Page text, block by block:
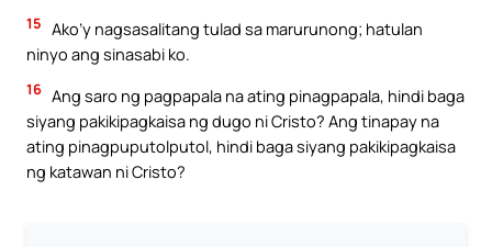
15 Ako’y nagsasalitang tulad sa marurunong; hatulan
ninyo ang sinasabi ko.
16 Ang saro ng pagpapala na ating pinagpapala, hindi baga
siyang pakikipagkaisa ng dugo ni Cristo? Ang tinapay na
ating pinagpuputolputol, hindi baga siyang pakikipagkaisa
ng katawan ni Cristo?